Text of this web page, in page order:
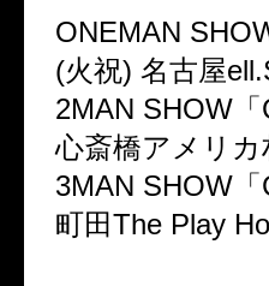
ONEMAN
(火祝) 名古屋
2MAN SHOW
心斎橋アメリカ
3MAN SHOW
町田The Play